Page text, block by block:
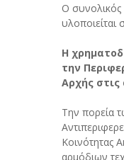
Ο
Η
την
Αρχής
Την πορεία
Κοινότητας
αρμόδιων